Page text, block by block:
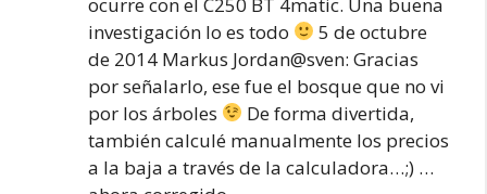
investigación lo es todo
5 de octubre
de 2014 Markus Jordan@sven: Gracias
por señalarlo, ese fue el bosque que no vi
por los árboles
De forma divertida,
también calculé manualmente los precios
a la baja a través de la calculadora…;) …